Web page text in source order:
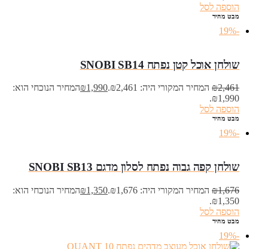
הוספה לסל
מבט מהיר
-19%
שולחן אוכל קטן נפתח SNOBI SB14
₪2,461 המחיר המקורי היה: ₪2,461. ₪1,990
המחיר הנוכחי הוא:
₪1,990.
הוספה לסל
מבט מהיר
-19%
שולחן קפה גבוה נפתח לסלון מדגם SNOBI SB13
₪1,676 המחיר המקורי היה: ₪1,676. ₪1,350
המחיר הנוכחי הוא:
₪1,350.
הוספה לסל
מבט מהיר
-19%